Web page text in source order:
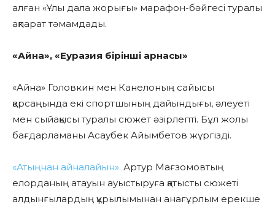
алған «Ұлы дала жорығы» марафон-бәйгесі туралы
ақпарат тәмамдады.
«Айна», «Еуразия бірінші арнасы»
«Айна» Головкин мен Канелоның сайысы
қарсаңында екі спортшының дайындығы, әлеуеті
мен сыйақысы туралы сюжет әзірлепті. Бұл жолы
бағдарламаны Асаубек Айымбетов жүргізді.
«Атыңнан айналайын». Артур Мағзомовтың
елорданың атауын ауыстыруға қатысты сюжеті
алдынғылардың құрылымынан анағұрлым ерекше